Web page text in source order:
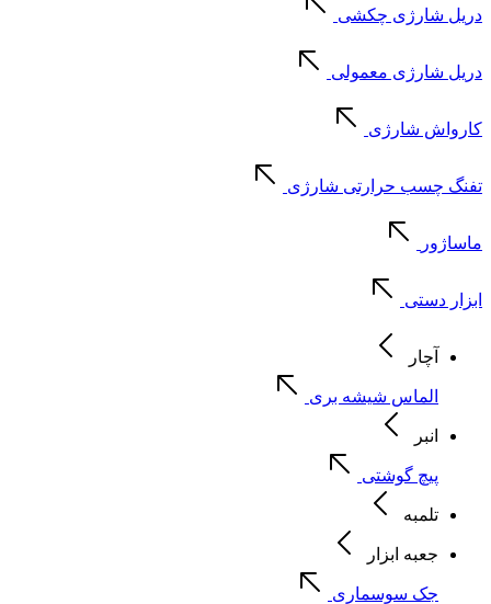
دریل شارژی چکشی
دریل شارژی معمولی
کارواش شارژی
تفنگ چسب حرارتی شارژی
ماساژور
ابزار دستی
آچار
الماس شیشه بری
انبر
پیچ گوشتی
تلمبه
جعبه ابزار
جک سوسماری